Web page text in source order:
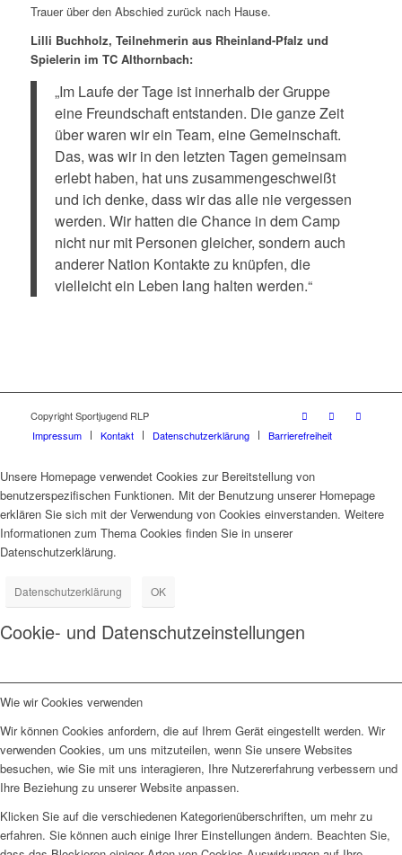
Trauer über den Abschied zurück nach Hause.
Lilli Buchholz, Teilnehmerin aus Rheinland-Pfalz und
Spielerin im TC Althornbach:
„Im Laufe der Tage ist innerhalb der Gruppe
eine Freundschaft entstanden. Die ganze Zeit
über waren wir ein Team, eine Gemeinschaft.
Das, was wir in den letzten Tagen gemeinsam
erlebt haben, hat uns zusammengeschweißt
und ich denke, dass wir das alle nie vergessen
werden. Wir hatten die Chance in dem Camp
nicht nur mit Personen gleicher, sondern auch
anderer Nation Kontakte zu knüpfen, die
vielleicht ein Leben lang halten werden.“
Copyright Sportjugend RLP
Impressum
Kontakt Datenschutzerklärung Barrierefreiheit
Unsere Homepage verwendet Cookies zur Bereitstellung von
benutzerspezifischen Funktionen. Mit der Benutzung unserer Homepage
erklären Sie sich mit der Verwendung von Cookies einverstanden. Weitere
Informationen zum Thema Cookies finden Sie in unserer
Datenschutzerklärung.
Datenschutzerklärung OK
Cookie- und Datenschutzeinstellungen
Wie wir Cookies verwenden
Wir können Cookies anfordern, die auf Ihrem Gerät eingestellt werden. Wir
verwenden Cookies, um uns mitzuteilen, wenn Sie unsere Websites
besuchen, wie Sie mit uns interagieren, Ihre Nutzererfahrung verbessern und
Ihre Beziehung zu unserer Website anpassen.
Klicken Sie auf die verschiedenen Kategorienüberschriften, um mehr zu
erfahren. Sie können auch einige Ihrer Einstellungen ändern. Beachten Sie,